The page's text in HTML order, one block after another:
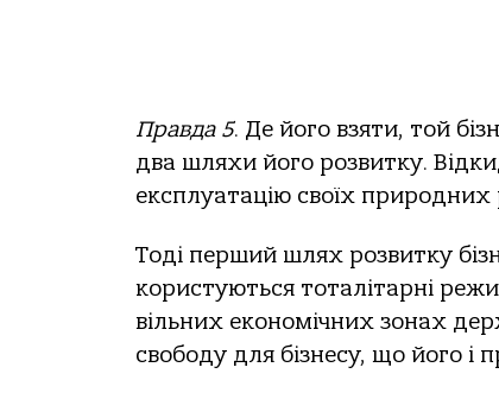
Правда 5. Де його взяти, той
два шляхи його розвитку.
експлуатацію своїх природних
Тоді перший шлях розвитку
користуються тоталітарні
вільних економічних зонах
свободу для бізнесу, що його і